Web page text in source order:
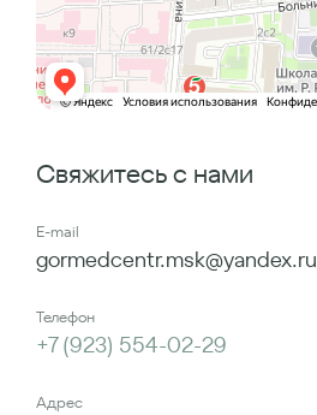
Свяжитесь с нами
E-mail
gormedcentr.msk@yandex.ru
Телефон
+7 (923) 554-02-29
Адрес